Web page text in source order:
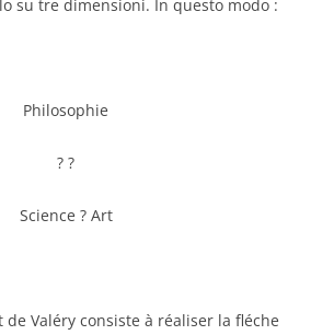
su tre dimensioni. In questo modo :
Philosophie
? ?
Science ? Art
de Valéry consiste à réaliser la fléche